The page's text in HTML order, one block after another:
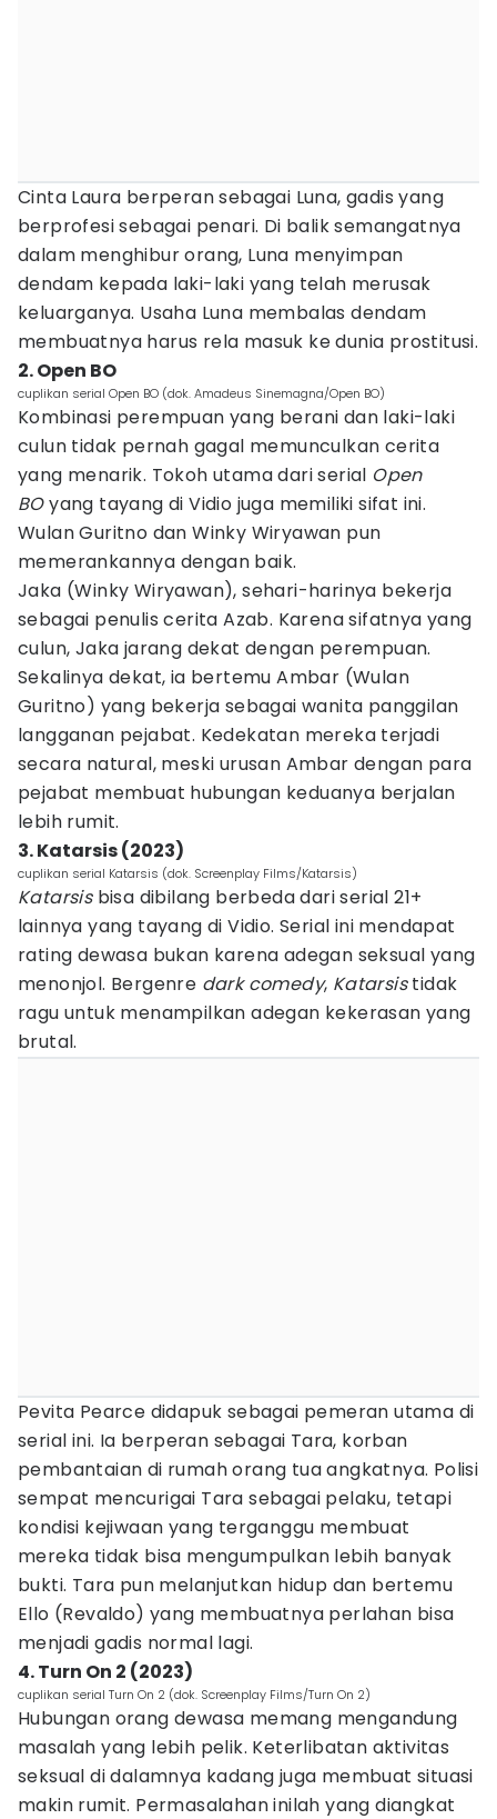
Cinta Laura berperan sebagai Luna, gadis yang
berprofesi sebagai penari. Di balik semangatnya
dalam menghibur orang, Luna menyimpan
dendam kepada laki-laki yang telah merusak
keluarganya. Usaha Luna membalas dendam
membuatnya harus rela masuk ke dunia prostitusi.
2. Open BO
cuplikan serial Open BO (dok. Amadeus Sinemagna/Open BO)
Kombinasi perempuan yang berani dan laki-laki
culun tidak pernah gagal memunculkan cerita
yang menarik. Tokoh utama dari serial Open
BOyang tayang di Vidio juga memiliki sifat ini.
Wulan Guritno dan Winky Wiryawan pun
memerankannya dengan baik.
Jaka (Winky Wiryawan), sehari-harinya bekerja
sebagai penulis cerita Azab. Karena sifatnya yang
culun, Jaka jarang dekat dengan perempuan.
Sekalinya dekat, ia bertemu Ambar (Wulan
Guritno) yang bekerja sebagai wanita panggilan
langganan pejabat. Kedekatan mereka terjadi
secara natural, meski urusan Ambar dengan para
pejabat membuat hubungan keduanya berjalan
lebih rumit.
3. Katarsis (2023)
cuplikan serial Katarsis (dok. Screenplay Films/Katarsis)
Katarsisbisa dibilang berbeda dari serial 21+
lainnya yang tayang di Vidio. Serial ini mendapat
rating dewasa bukan karena adegan seksual yang
menonjol. Bergenre dark comedy, Katarsistidak
ragu untuk menampilkan adegan kekerasan yang
brutal.
Pevita Pearce didapuk sebagai pemeran utama di
serial ini. Ia berperan sebagai Tara, korban
pembantaian di rumah orang tua angkatnya. Polisi
sempat mencurigai Tara sebagai pelaku, tetapi
kondisi kejiwaan yang terganggu membuat
mereka tidak bisa mengumpulkan lebih banyak
bukti. Tara pun melanjutkan hidup dan bertemu
Ello (Revaldo) yang membuatnya perlahan bisa
menjadi gadis normal lagi.
4. Turn On 2 (2023)
cuplikan serial Turn On 2 (dok. Screenplay Films/Turn On 2)
Hubungan orang dewasa memang mengandung
masalah yang lebih pelik. Keterlibatan aktivitas
seksual di dalamnya kadang juga membuat situasi
makin rumit. Permasalahan inilah yang diangkat